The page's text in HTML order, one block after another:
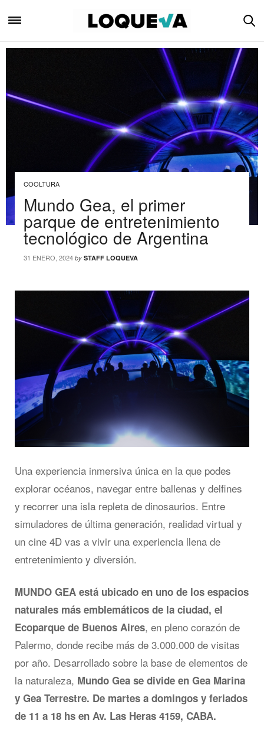
COOLTURA
Mundo Gea, el primer
parque de entretenimiento
tecnológico de Argentina
31 ENERO, 2024 by STAFF LOQUEVA
Una experiencia inmersiva única en la que podes
explorar océanos, navegar entre ballenas y delfines
y recorrer una isla repleta de dinosaurios. Entre
simuladores de última generación, realidad virtual y
un cine 4D vas a vivir una experiencia llena de
entretenimiento y diversión.
MUNDO GEA está ubicado en uno de los espacios
naturales más emblemáticos de la ciudad, el
Ecoparque de Buenos Aires, en pleno corazón de
Palermo, donde recibe más de 3.000.000 de visitas
por año. Desarrollado sobre la base de elementos de
la naturaleza, Mundo Gea se divide en Gea Marina
y Gea Terrestre. De martes a domingos y feriados
de 11 a 18 hs en Av. Las Heras 4159, CABA.